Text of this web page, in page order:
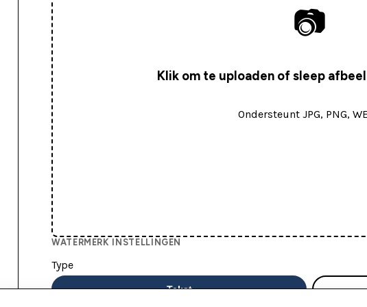
📷
Klik om te uploaden of sleep
Ondersteunt JPG, PNG,
WATERMERK INSTELLINGEN
Type
Tekst